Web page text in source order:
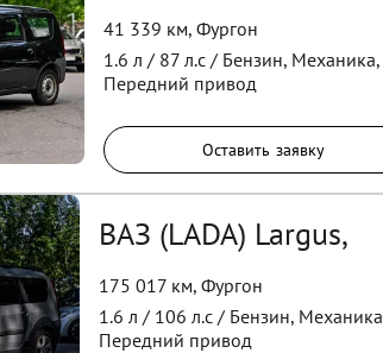
41 339 км, Фургон
1.6 л / 87л.с / Бензин, Механика,
Передний привод
Оставить заявку
ВАЗ (LADA) Largus,
175 017 км, Фургон
1.6 л / 106 л.с / Бензин, Механика
Передний привод